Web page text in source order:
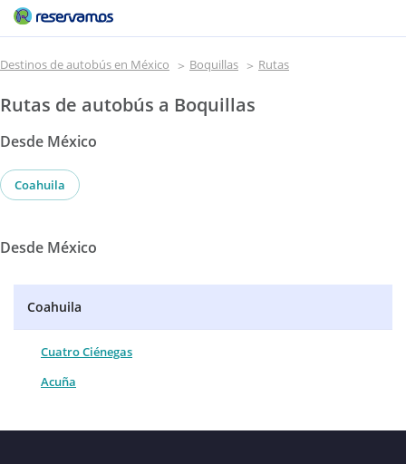
Destinos de autobús en México Boquillas Rutas
Rutas de autobús a Boquillas
Desde México
Coahuila
Desde México
Coahuila
Cuatro Ciénegas
Acuña